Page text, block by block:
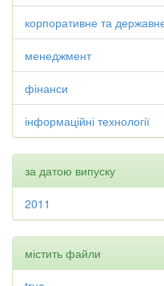
корпоративне та
менеджмент
фінанси
інформаційні технології
за датою випуску
2011
містить файли